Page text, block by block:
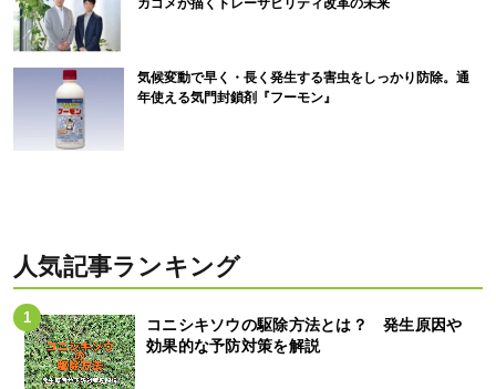
カゴメが描くトレーサビリティ改革の未来
気候変動で早く・長く発生する害虫をしっかり防除。通
年使える気門封鎖剤『フーモン』
人気記事ランキング
コニシキソウの駆除方法とは？ 発生原因や
効果的な予防対策を解説